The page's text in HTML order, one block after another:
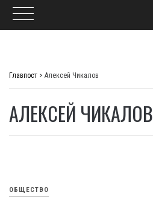
Главпост > Алексей Чикалов
АЛЕКСЕЙ ЧИКАЛОВ
ОБЩЕСТВО